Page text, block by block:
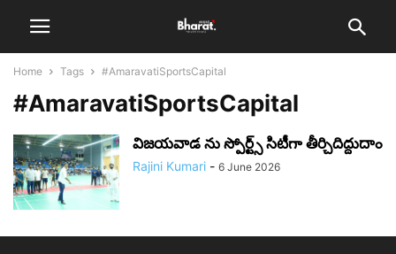
Home Tags #AmaravatiSportsCapital
#AmaravatiSportsCapital
విజయవాడ ను స్పోర్ట్స్ సిటీగా తీర్చిదిద్దుదాం
Rajini Kumari - 6 June 2026